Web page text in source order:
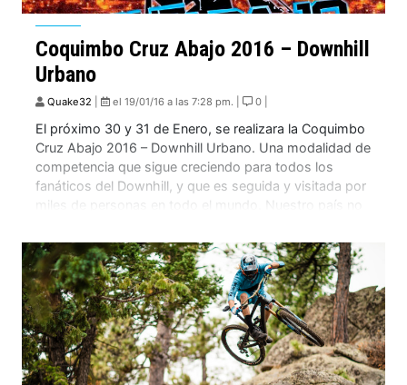
Coquimbo Cruz Abajo 2016 – Downhill
Urbano
Quake32 el 19/01/16 a las 7:28 pm. | 0 |
El próximo 30 y 31 de Enero, se realizara la Coquimbo
Cruz Abajo 2016 – Downhill Urbano. Una modalidad de
competencia que sigue creciendo para todos los
fanáticos del Downhill, y que es seguida y visitada por
miles de personas en todo el mundo. Nuestro país no